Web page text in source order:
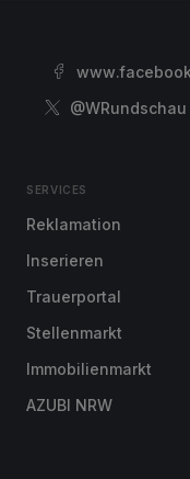
@WRundschau
SERVICES
Reklamation
Inserieren
Trauerportal
Stellenmarkt
Immobilienmarkt
AZUBI NRW